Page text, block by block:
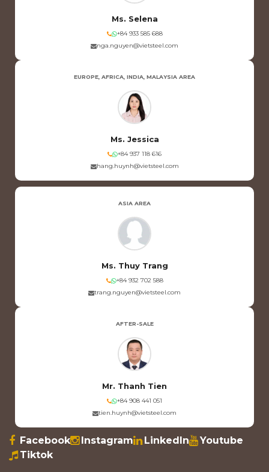
Ms. Selena
+84 933 585 688
nga.nguyen@vietsteel.com
EUROPE, AFRICA, INDIA, MALAYSIA AREA
Ms. Jessica
+84 937 118 616
hang.huynh@vietsteel.com
ASIA AREA
Ms. Thuy Trang
+84 932 702 588
trang.nguyen@vietsteel.com
AFTER-SALE
Mr. Thanh Tien
+84 908 441 051
tien.huynh@vietsteel.com
Facebook Instagram LinkedIn
Youtube
Tiktok